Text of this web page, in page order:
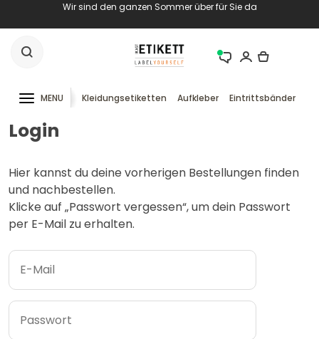
Wir sind den ganzen Sommer über für Sie da
MENU Kleidungsetiketten Aufkleber Eintrittsbänder
Login
Hier kannst du deine vorherigen Bestellungen finden
und nachbestellen.
Klicke auf „Passwort vergessen“, um dein Passwort
per E-Mail zu erhalten.